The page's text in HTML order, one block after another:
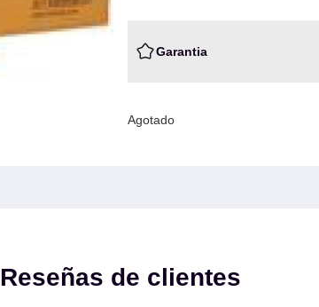
Garantia
Agotado
Reseñas de clientes